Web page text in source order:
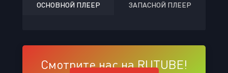
ОСНОВНОЙ ПЛЕЕР ЗАПАСНОЙ ПЛЕЕР
Смотрите нас на RUTUBE!